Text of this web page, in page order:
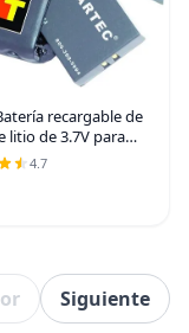
recargable de
litio de 3.7V para
Ultralite y
HUB (LX600LI)
4.7
Siguiente